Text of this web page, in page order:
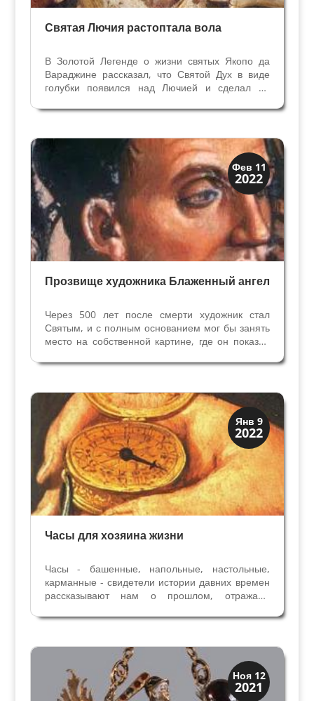
Святая Лючия растоптала вола
В Золотой Легенде о жизни святых Якопо да
Вараджине рассказал, что Святой Дух в виде
голубки появился над Лючией и сделал ее
чтобы отвести на место мученичества за
идолам ее...
Фев 11
2022
Святые и реликвии
Традиции
Прозвище художника Блаженный ангел
Через 500 лет после смерти художник стал
Святым, и с полным основанием мог бы занять
место на собственной картине, где он показал
Пала из Фьезоло - одна из старейших работ
которую...
Янв 9
2022
Мода и ремесла
Традиции
Часы для хозяина жизни
Часы - башенные, напольные, настольные,
карманные - свидетели истории давних времен
рассказывают нам о прошлом, отражают
достижения. Художник Агостино Караччи
руке. Свидетельство...
Ноя 12
2021
Мода и ремесла
Традиции